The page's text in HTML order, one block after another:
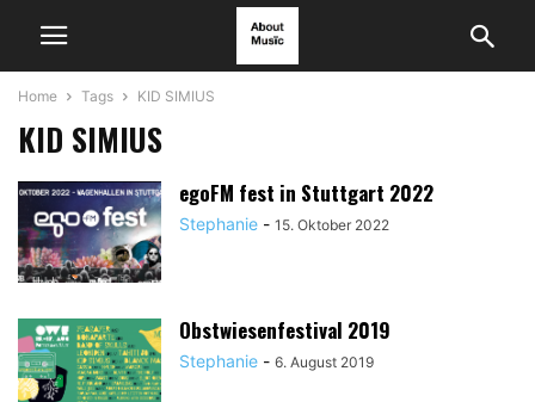
Home Tags KID SIMIUS
KID SIMIUS
egoFM fest in Stuttgart 2022
Stephanie - 15. Oktober 2022
Obstwiesenfestival 2019
Stephanie - 6. August 2019